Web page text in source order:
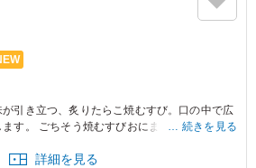
引き立つ、炙りたらこ焼むすび。口の中で広
す。 ごちそう焼むすびおにまるの定番結びの
続きを見る
詳細を見る